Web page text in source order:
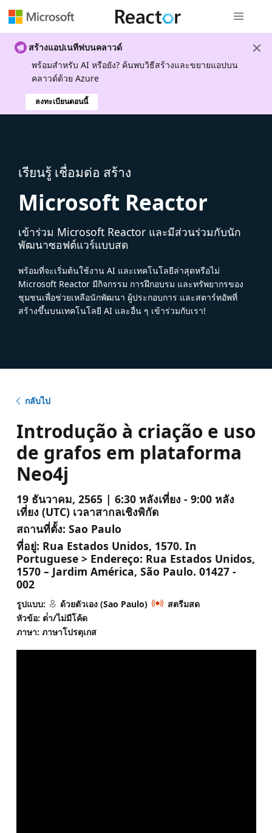
สร้างแอปเนทีฟบนคลาวด์
พร้อมสําหรับ AI หรือยัง? ค้นพบวิธีสร้างและขยายแอปบน
คลาวด์ด้วย Azure
ลงทะเบียนตอนนี้
เรียนรู้ เชื่อมต่อ สร้าง
Microsoft Reactor
เข้าร่วม Microsoft Reactor และมีส่วนร่วมกับนัก
พัฒนาซอฟต์แวร์แบบสด
พร้อมที่จะเริ่มต้นใช้งาน AI และเทคโนโลยีล่าสุดหรือไม่
Microsoft Reactor มีกิจกรรม การฝึกอบรม และทรัพยากรของ
ชุมชนเพื่อช่วยเหลือนักพัฒนา ผู้ประกอบการ และสตาร์ทอัพที่
สร้างขึ้นบนเทคโนโลยี AI และอื่น ๆ เข้าร่วมกับเรา!
กลับไป
Introdução à criação e uso
de grafos em plataforma
Neo4j
19 ธันวาคม, 2565 | 6:30 หลังเที่ยง - 9:00 หลัง
เที่ยง (UTC) เวลาสากลเชิงพิกัด
สถานที่ตั้ง: Sao Paulo
ที่อยู่: Rua Estados Unidos, 1570. In
Portuguese > Endereço: Rua Estados Unidos,
1570 – Jardim América, São Paulo. 01427 -
002
รูปแบบ: ด้วยตัวเอง (Sao Paulo)
สตรีมสด
หัวข้อ: ต่ํา/ไม่มีโค้ด
ภาษา: ภาษาโปรตุเกส